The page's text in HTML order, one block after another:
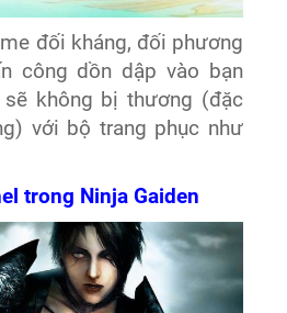
đối kháng, đối phương
công dồn dập vào bạn
không bị thương (đặc
với bộ trang phục như
trong Ninja Gaiden